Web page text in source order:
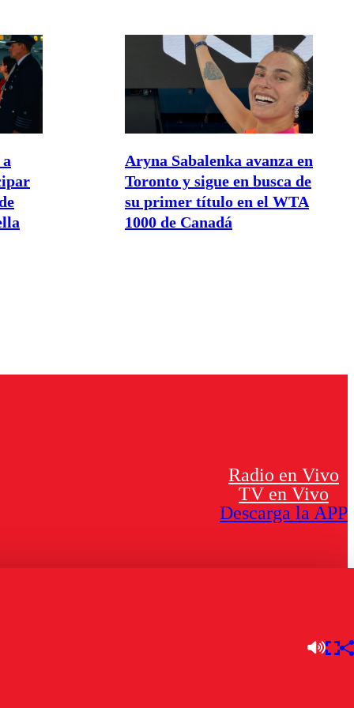
Aryna Sabalenka avanza en
Toronto y sigue en busca de
su primer título en el WTA
1000 de Canadá
Radio en Vivo
TV en Vivo
Descarga la APP